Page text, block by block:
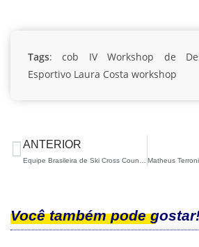
Tags:cob
IV Workshop de
Esportivo Laura Costa workshop
ANTERIOR
Você também pode